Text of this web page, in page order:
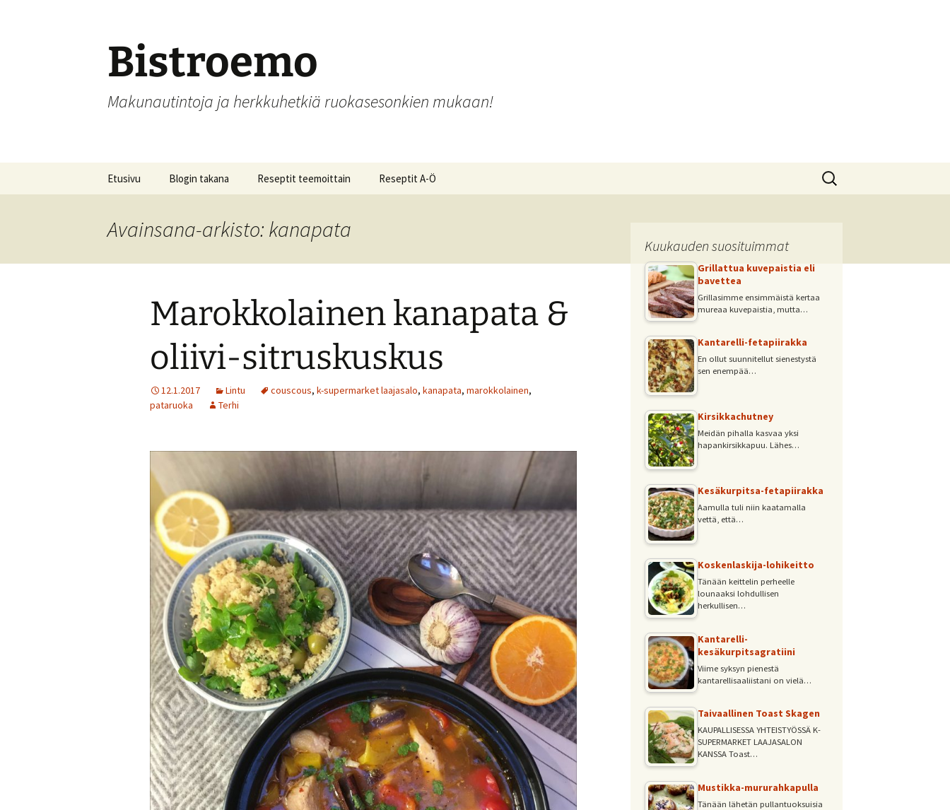
Bistroemo
Makunautintoja ja herkkuhetkiä ruokasesonkien mukaan!
Etusivu Blogin takana Reseptit teemoittain
Joulu
Jälkiruokia
Keitot
Liharuokia
Lintu
Lisukkeet
Makeat leivonnaiset
Munakkaat
Pastat
Pizzat
Risotot
Salaatit
Sienet
Reseptit A-Ö
Haku:
Avainsana-arkisto: kanapata
Marokkolainen kanapata &
oliivi-sitruskuskus
12.1.2017 Lintu couscous, k-supermarket laajasalo, kanapata, marokkolainen,
pataruoka
Terhi
Kuukauden suosituimmat
Grillattua kuvepaistia eli
bavettea
Grillasimme ensimmäistä kertaa
mureaa kuvepaistia, mutta…
Kantarelli-fetapiirakka
En ollut suunnitellut sienestystä
sen enempää…
Kirsikkachutney
Meidän pihalla kasvaa yksi
hapankirsikkapuu. Lähes…
Kesäkurpitsa-fetapiirakka
Aamulla tuli niin kaatamalla
vettä, että…
Koskenlaskija-lohikeitto
Tänään keittelin perheelle
lounaaksi lohdullisen
herkullisen…
Kantarelli-
kesäkurpitsagratiini
Viime syksyn pienestä
kantarellisaaliistani on vielä…
Taivaallinen Toast Skagen
KAUPALLISESSA YHTEISTYÖSSÄ K-
SUPERMARKET LAAJASALON
KANSSA Toast…
Mustikka-mururahkapulla
Tänään lähetän pullantuoksuisia